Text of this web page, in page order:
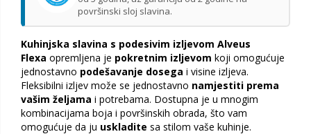
površinski sloj slavina.
Kuhinjska slavina s podesivim izljevom Alveus
Flexa opremljena je pokretnim izljevom koji omogućuje
jednostavno podešavanje dosega i visine izljeva.
Fleksibilni izljev može se jednostavno namjestiti prema
vašim željama i potrebama. Dostupna je u mnogim
kombinacijama boja i površinskih obrada, što vam
omogućuje da ju uskladite sa stilom vaše kuhinje.